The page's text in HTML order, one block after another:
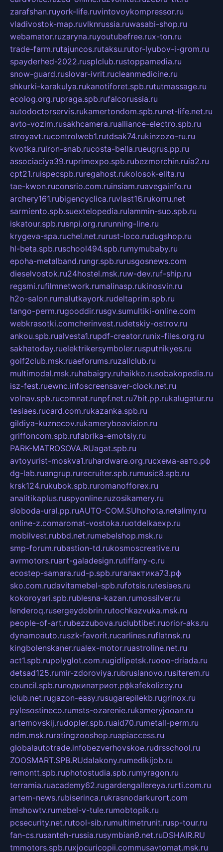
zarafshan.ruyork-life.ruvintovoykompressor.ru
vladivostok-map.ruvlknrussia.ruwasabi-shop.ru
webamator.ruzaryna.ruyoutubefree.rux-ton.ru
trade-farm.rutajuncos.rutaksu.rutor-lyubov-i-grom.ru
spayderhed-2022.rusplclub.rustoppamedia.ru
snow-guard.ruslovar-ivrit.rucleanmedicine.ru
shkurki-karakulya.rukanotiforet.spb.rututmassage.ru
ecolog.org.rupraga.spb.rufalcorussia.ru
autodoctorservis.rukamertondom.spb.runet-life.net.ru
avto-vozim.rusakhcamera.rualliance-electro.spb.ru
stroyavt.rucontrolweb1.rutdsak74.rukinzozo-ru.ru
kvotka.ruiron-snab.rucosta-bella.rueugrus.pp.ru
associaciya39.ruprimexpo.spb.rubezmorchin.ruia2.ru
cpt21.ruispecspb.ruregahost.rukolosok-elita.ru
tae-kwon.ruconsrio.com.ruinsiam.ruavegainfo.ru
archery161.rubigencyclica.ruvlast16.rukorru.net
sarmiento.spb.suextelopedia.rulammin-suo.spb.ru
iskatour.spb.rusnpi.org.rurunning-line.ru
krygeva-spa.ruchel.net.rurust-loco.rudugshop.ru
hl-beta.spb.ruschool494.spb.rumymubaby.ru
epoha-metalband.rungr.spb.rurusgosnews.com
dieselvostok.ru24hostel.msk.ruw-dev.ruf-ship.ru
regsmi.rufilmnetwork.rumalinasp.rukinosvin.ru
h2o-salon.rumalutkayork.rudeltaprim.spb.ru
tango-perm.rugooddir.rusgv.sumultiki-online.com
webkrasotki.comcherinvest.rudetskiy-ostrov.ru
ankou.spb.rualvesta1.rupdf-creator.runix-files.org.ru
sakhatoday.ruelektrikersymboler.rusputnikyes.ru
golf2club.msk.ruaeforums.ruzallclub.ru
multimodal.msk.ruhabaigry.ruhaikko.rusobakopedia.ru
isz-fest.ruewnc.infoscreensaver-clock.net.ru
volnav.spb.rucomnat.runpf.net.ru7bit.pp.rukalugatur.ru
tesiaes.rucard.com.rukazanka.spb.ru
gildiya-kuznecov.rukameryboavision.ru
griffoncom.spb.rufabrika-emotsiy.ru
PARK-MATROSOVA.RUagat.spb.ru
avtoyurist-moskva1.ruhardware.org.ruсхема-авто.рф
dg-lab.ruangrup.rurecruiter.spb.rumusic8.spb.ru
krsk124.rukubok.spb.ruromanofforex.ru
analitikaplus.ruspyonline.ruzosikamery.ru
sloboda-ural.pp.ruAUTO-COM.SUhohota.netalimy.ru
online-z.comaromat-vostoka.ruotdelkaexp.ru
mobilvest.rubbd.net.rumebelshop.msk.ru
smp-forum.rubastion-td.rukosmoscreative.ru
avrmotors.ruart-galadesign.rutiffany-c.ru
ecostep-samara.rud-p.spb.ruгалактика73.рф
sko.com.rudavitamebel-spb.rufotsis.rutesiaes.ru
kokoroyari.spb.rublesna-kazan.rumossilver.ru
lenderoq.rusergeydobrin.rutochkazvuka.msk.ru
people-of-art.rubezzubova.ruclubtibet.ruorior-aks.ru
dynamoauto.ruszk-favorit.rucarlines.ruflatnsk.ru
kingbolenskaner.rualex-motor.ruastroline.net.ru
act1.spb.rupolyglot.com.rugidlipetsk.ruooo-driada.ru
detsad125.rumir-zdoroviya.rubruslanovo.rusiterem.ru
council.spb.ruлодкипатриот.рфkafekolizey.ru
iclub.net.rugazon-easy.rusugarepilekb.rugrinox.ru
pylesostineco.rumsts-ozarenie.rukameryjooan.ru
artemovskij.rudopler.spb.ruaid70.rumetall-perm.ru
ndm.msk.ruratingzooshop.ruapiaccess.ru
globalautotrade.infobezverhovskoe.rudrsschool.ru
ZOOSMART.SPB.RUdalakony.rumedikijob.ru
remontt.spb.ruphotostudia.spb.rumyragon.ru
terramia.ruacademy62.rugardengallereya.rurti.com.ru
artem-news.rubiserinca.rukrasnodarkurort.com
imshowtv.rumebel-v-tule.rumobtopik.ru
pcsecurity.net.rutool-sib.rumultimetrunit.rusp-tour.ru
fan-cs.rusanteh-russia.rusymbian9.net.ruDSHAIR.RU
tmmotors.spb.ruxjocuricopii.commusavtomat.msk.ru